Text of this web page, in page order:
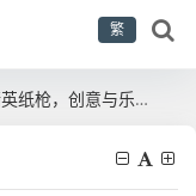
繁
创意与乐趣交织的独特体验